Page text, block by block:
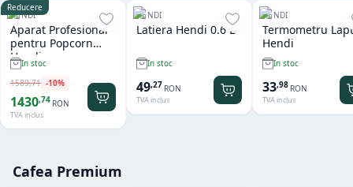
Reducere
HENDI
Aparat Profesional
pentru Popcorn
Hendi
In stoc
1589,71 -10%
1430,74 RON
TVA inclus
HENDI
Latiera Hendi 0.6 L
In stoc
49,27 RON
TVA inclus
HENDI
Termometru
Hendi
In stoc
33,98 RON
TVA inclus
Cafea Premium